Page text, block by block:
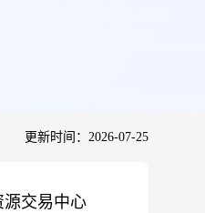
更新时间：2026-07-25
源交易中心